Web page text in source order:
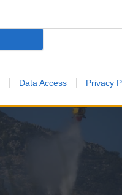
Data Access Privacy